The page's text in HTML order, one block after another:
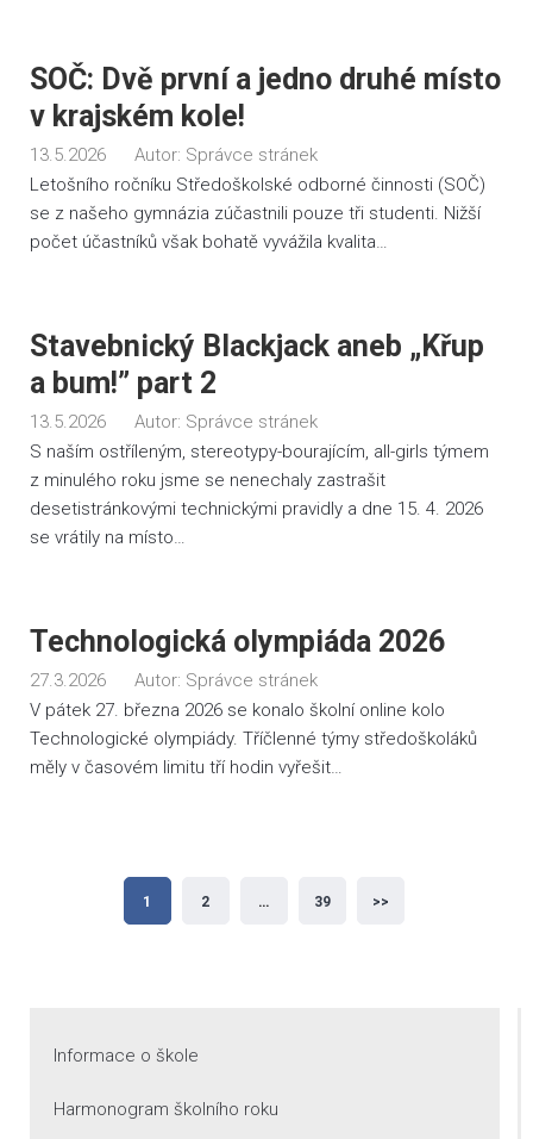
SOČ: Dvě první a jedno druhé místo
v krajském kole!
13.5.2026 Autor: Správce stránek
Letošního ročníku Středoškolské odborné činnosti (SOČ)
se z našeho gymnázia zúčastnili pouze tři studenti. Nižší
počet účastníků však bohatě vyvážila kvalita…
Stavebnický Blackjack aneb „Křup
a bum!” part 2
13.5.2026 Autor: Správce stránek
S naším ostříleným, stereotypy-bourajícím, all-girls týmem
z minulého roku jsme se nenechaly zastrašit
desetistránkovými technickými pravidly a dne 15. 4. 2026
se vrátily na místo…
Technologická olympiáda 2026
27.3.2026 Autor: Správce stránek
V pátek 27. března 2026 se konalo školní online kolo
Technologické olympiády. Tříčlenné týmy středoškoláků
měly v časovém limitu tří hodin vyřešit…
Stránkování
příspěvků
1 2 … 39 >>
Informace o škole
Harmonogram školního roku